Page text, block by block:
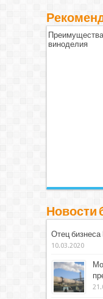
виноделия
Новости
Отец
10.03.2020